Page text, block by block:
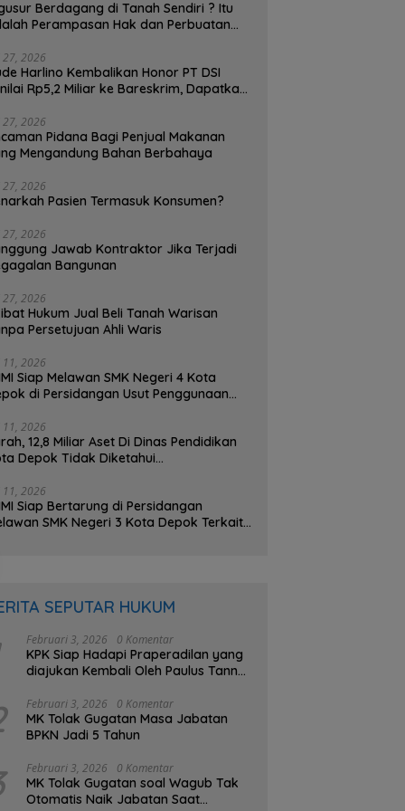
Berdagang di Tanah Sendiri ? Itu
Perampasan Hak dan Perbuatan
27, 2026
Harlino Kembalikan Honor PT DSI
Rp5,2 Miliar ke Bareskrim, Dapatkah
?
27, 2026
Pidana Bagi Penjual Makanan
Mengandung Bahan Berbahaya
27, 2026
Pasien Termasuk Konsumen?
27, 2026
Jawab Kontraktor Jika Terjadi
Bangunan
27, 2026
Hukum Jual Beli Tanah Warisan
Persetujuan Ahli Waris
11, 2026
Siap Melawan SMK Negeri 4 Kota
di Persidangan Usut Penggunaan
11, 2026
12,8 Miliar Aset Di Dinas Pendidikan
Depok Tidak Diketahui
?
11, 2026
Siap Bertarung di Persidangan
SMK Negeri 3 Kota Depok Terkait
SEPUTAR HUKUM
Februari 3, 2026 0 Komentar
KPK Siap Hadapi Praperadilan yang
diajukan Kembali Oleh Paulus Tannos
Februari 3, 2026 0 Komentar
MK Tolak Gugatan Masa Jabatan
BPKN Jadi 5 Tahun
Februari 3, 2026 0 Komentar
MK Tolak Gugatan soal Wagub Tak
Otomatis Naik Jabatan Saat